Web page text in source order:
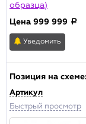
образца)
Цена 999 999 a
Уведомить
Позиция на схеме:
Артикул
Быстрый просмотр